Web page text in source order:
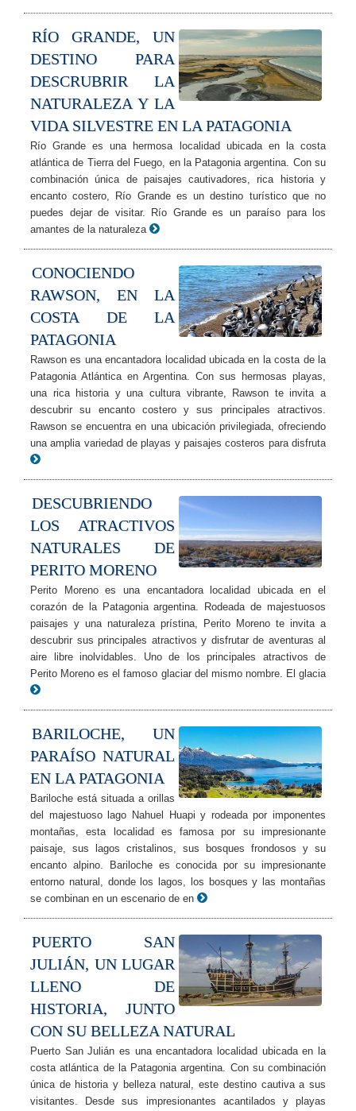
RÍO GRANDE, UN
DESTINO PARA
DESCRUBRIR LA
NATURALEZA Y LA
VIDA SILVESTRE EN LA PATAGONIA
Río Grande es una hermosa localidad ubicada en la costa
atlántica de Tierra del Fuego, en la Patagonia argentina. Con su
combinación única de paisajes cautivadores, rica historia y
encanto costero, Río Grande es un destino turístico que no
puedes dejar de visitar. Río Grande es un paraíso para los
amantes de la naturaleza
CONOCIENDO
RAWSON, EN LA
COSTA DE LA
PATAGONIA
Rawson es una encantadora localidad ubicada en la costa de la
Patagonia Atlántica en Argentina. Con sus hermosas playas,
una rica historia y una cultura vibrante, Rawson te invita a
descubrir su encanto costero y sus principales atractivos.
Rawson se encuentra en una ubicación privilegiada, ofreciendo
una amplia variedad de playas y paisajes costeros para disfruta
DESCUBRIENDO
LOS ATRACTIVOS
NATURALES DE
PERITO MORENO
Perito Moreno es una encantadora localidad ubicada en el
corazón de la Patagonia argentina. Rodeada de majestuosos
paisajes y una naturaleza prístina, Perito Moreno te invita a
descubrir sus principales atractivos y disfrutar de aventuras al
aire libre inolvidables. Uno de los principales atractivos de
Perito Moreno es el famoso glaciar del mismo nombre. El glacia
BARILOCHE, UN
PARAÍSO NATURAL
EN LA PATAGONIA
Bariloche está situada a orillas
del majestuoso lago Nahuel Huapi y rodeada por imponentes
montañas, esta localidad es famosa por su impresionante
paisaje, sus lagos cristalinos, sus bosques frondosos y su
encanto alpino. Bariloche es conocida por su impresionante
entorno natural, donde los lagos, los bosques y las montañas
se combinan en un escenario de en
PUERTO SAN
JULIÁN, UN LUGAR
LLENO DE
HISTORIA, JUNTO
CON SU BELLEZA NATURAL
Puerto San Julián es una encantadora localidad ubicada en la
costa atlántica de la Patagonia argentina. Con su combinación
única de historia y belleza natural, este destino cautiva a sus
visitantes. Desde sus impresionantes acantilados y playas